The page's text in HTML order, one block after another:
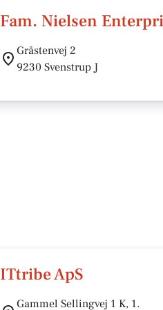
Fam. Nielsen
Gråstenvej 2
9230 Svenstrup J
ITtribe ApS
Gammel Sellingvej 1 K, 1.